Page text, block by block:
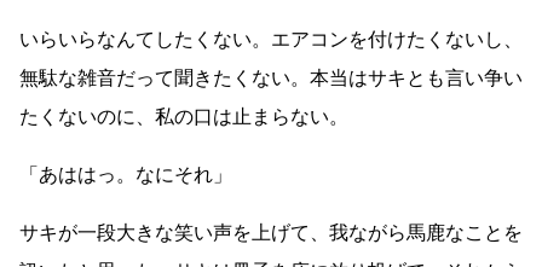
いらいらなんてしたくない。エアコンを付けたくないし、
無駄な雑音だって聞きたくない。本当はサキとも言い争い
たくないのに、私の口は止まらない。
「あははっ。なにそれ」
サキが一段大きな笑い声を上げて、我ながら馬鹿なことを